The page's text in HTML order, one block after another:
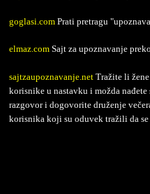
goglasi.com Prati pretragu
elmaz.com Sajt za upoznavanje
sajtzaupoznavanje.net Tražite li
korisnike u nastavku i možda
razgovor i dogovorite druženje
korisnika koji su oduvek tražili da se